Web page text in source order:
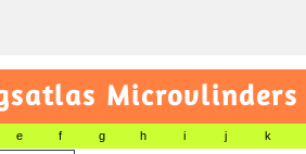
Microvlinders
e f g h i j k